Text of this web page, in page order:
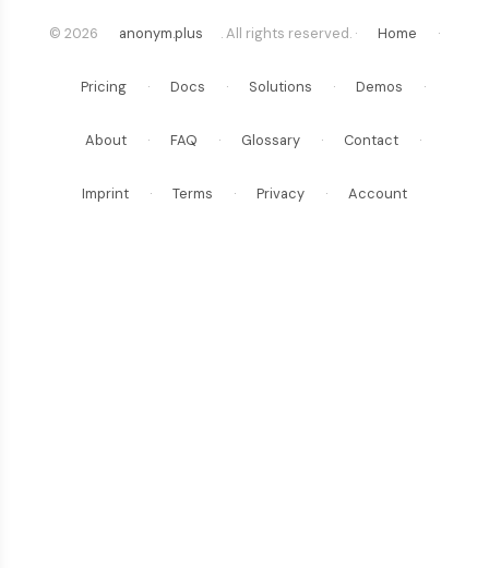
© 2026 anonym.plus . All rights reserved. · Home ·
Pricing · Docs · Solutions · Demos ·
About · FAQ · Glossary · Contact ·
Imprint · Terms · Privacy · Account